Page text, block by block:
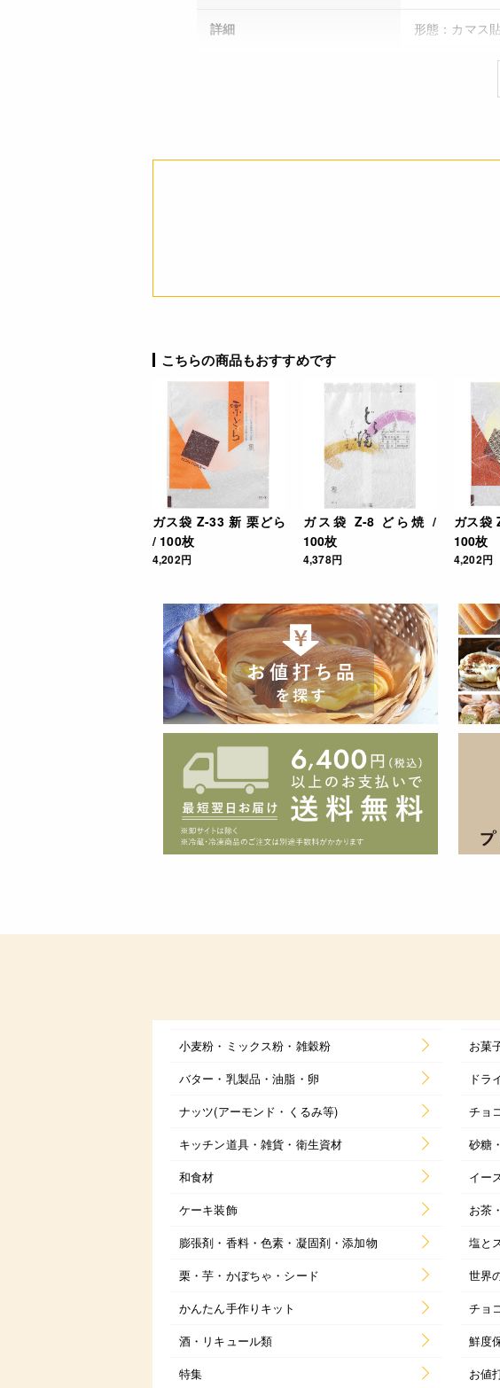
詳細 形態：カマス
こちらの商品もおすすめです
ガス袋 Z-33 新 栗どら
/ 100枚
4,202円
ガス袋 Z-8 どら焼 /
100枚
4,378円
ガス袋
100枚
4,202円
小麦粉・ミックス粉・雑穀粉 お菓
バター・乳製品・油脂・卵
ドラ
ナッツ(アーモンド・くるみ等)
チョ
キッチン道具・雑貨・衛生資材
砂糖
和食材
イー
ケーキ装飾
お茶
膨張剤・香料・色素・凝固剤・添加物
塩と
栗・芋・かぼちゃ・シード
世界
かんたん手作りキット
チョ
酒・リキュール類
鮮度
特集
お値